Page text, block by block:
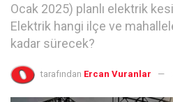
Ocak 2025) planlı elektrik
Elektrik hangi ilçe ve
kadar sürecek?
tarafından Ercan Vuranlar